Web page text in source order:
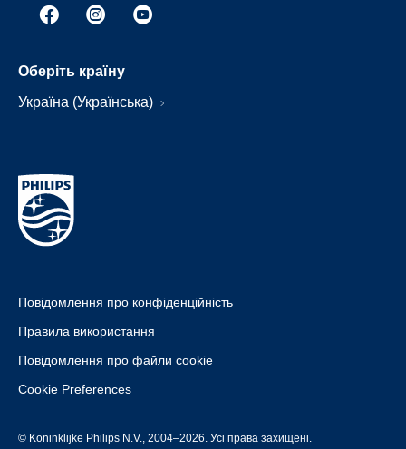
Оберіть країну
Україна (Українська)
Повідомлення про конфіденційність
Правила використання
Повідомлення про файли cookie
Cookie Preferences
© Koninklijke Philips N.V., 2004–2026. Усі права захищені.